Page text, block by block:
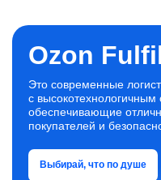
Ozon
Это современные
с высокотехнологичным
обеспечивающие
покупателей и
Выбирай, что по душе